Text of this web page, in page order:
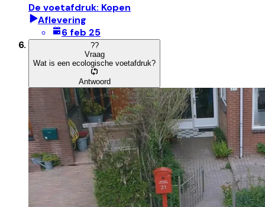
De voetafdruk: Kopen
Aflevering
6 feb 25
??
Vraag
Wat is een ecologische voetafdruk?
Antwoord